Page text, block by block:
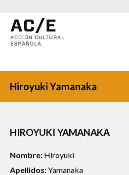
Hiroyuki Yamanaka
HIROYUKI YAMANAKA
Nombre: Hiroyuki
Apellidos:Yamanaka